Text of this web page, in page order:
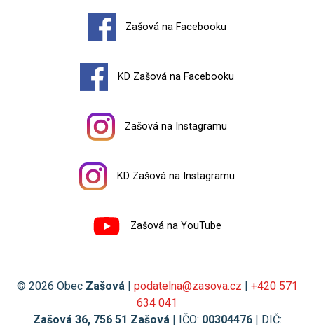
Zašová na Facebooku
KD Zašová na Facebooku
Zašová na Instagramu
KD Zašová na Instagramu
Zašová na YouTube
© 2026 Obec Zašová| podatelna@zasova.cz
+420 571
634 041
Zašová 36, 756 51 Zašová| IČO: 00304476| DIČ: